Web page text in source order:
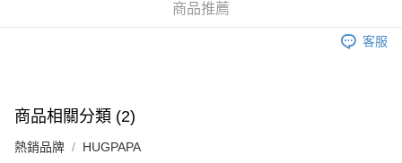
商品推薦
客服
商品相關分類 (2)
熱銷品牌 HUGPAPA